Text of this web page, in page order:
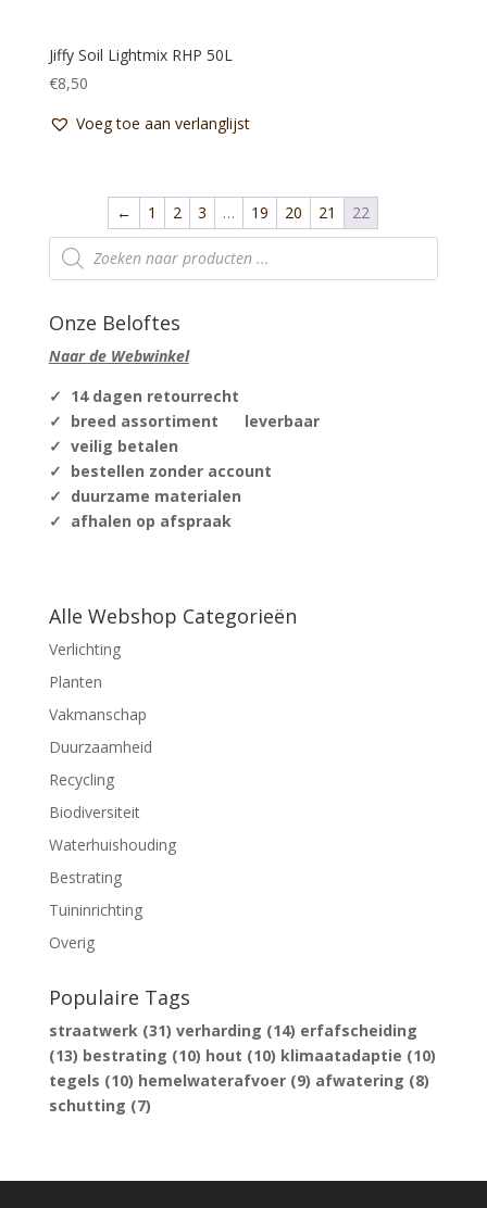
Jiffy Soil Lightmix RHP 50L
€8,50
Voeg toe aan verlanglijst
← 1 2 3 … 19 20 21
22
Producten
zoeken
Onze Beloftes
Naar de Webwinkel
✓ 14 dagen retourrecht
✓ breed assortiment leverbaar
✓ veilig betalen
✓ bestellen zonder account
✓ duurzame materialen
✓ afhalen op afspraak
Alle Webshop Categorieën
Verlichting
Planten
Vakmanschap
Duurzaamheid
Recycling
Biodiversiteit
Waterhuishouding
Bestrating
Tuininrichting
Overig
Populaire Tags
straatwerk(31) verharding (14) erfafscheiding
(13) bestrating (10) hout (10) klimaatadaptie (10)
tegels (10) hemelwaterafvoer(9) afwatering (8)
schutting (7)